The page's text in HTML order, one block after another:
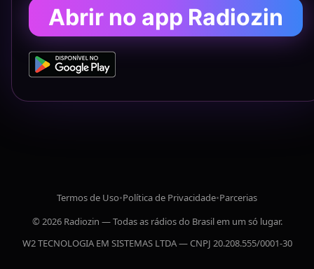
Abrir no app Radiozin
Termos de Uso•Política de Privacidade•Parcerias
© 2026 Radiozin — Todas as rádios do Brasil em um só lugar.
W2 TECNOLOGIA EM SISTEMAS LTDA — CNPJ 20.208.555/0001-30